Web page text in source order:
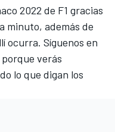
2022 de F1 gracias
minuto, además de
ocurra. Síguenos en
verás
lo que digan los